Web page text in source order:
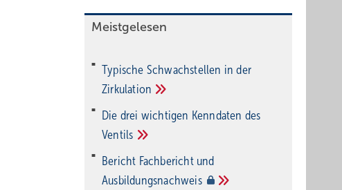
Meistgelesen
Typische Schwachstellen in der
Zirkulation
Die drei wichtigen Kenndaten des
Ventils
Bericht Fachbericht und
Ausbildungsnachweis